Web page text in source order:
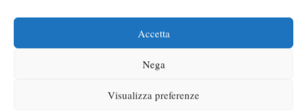
Accetta
Nega
Visualizza preferenze